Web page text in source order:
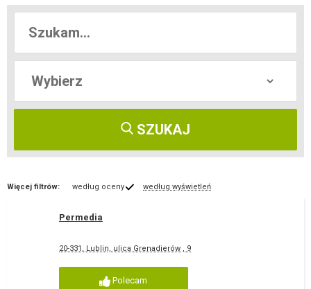
SZUKAJ
Więcej filtrów: według oceny według wyświetleń
Permedia
20-331, Lublin, ulica Grenadierów , 9
Polecam